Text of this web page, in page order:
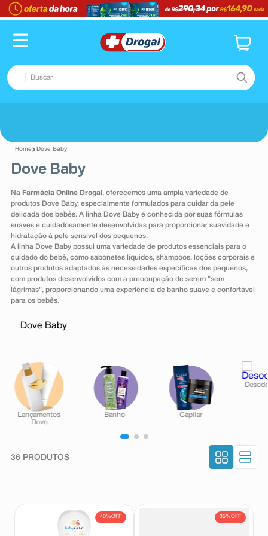
Buscar
pampers confort sec max
3º dipirona
4º lenço umedecido
5º tadalafila
6º minoxidil
7º desodorante
8º teste gravidez
9º esmalte
10ºabsorvente
Dove Baby
Dove Baby
Na Farmácia Online Drogal , oferecemos uma ampla variedade de
produtos Dove Baby, especialmente formulados para cuidar da pele
delicada dos bebês. A linha Dove Baby é conhecida por suas fórmulas
suaves e cuidadosamente desenvolvidas para proporcionar suavidade e
hidratação à pele sensível dos pequenos.
A linha Dove Baby possui uma variedade de produtos essenciais para o
cuidado do bebê, como sabonetes líquidos, shampoos, loções corporais e
outros produtos adaptados às necessidades específicas dos pequenos,
com produtos desenvolvidos com a preocupação de serem "sem
lágrimas", proporcionando uma experiência de banho suave e confortável
para os bebês.
36 PRODUTOS
40%OFF 35%OFF